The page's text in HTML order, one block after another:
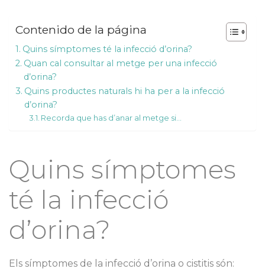
Contenido de la página
Quins símptomes té la infecció d’orina?
Quan cal consultar al metge per una infecció
d’orina?
Quins productes naturals hi ha per a la infecció
d’orina?
Recorda que has d’anar al metge si…
Quins símptomes
té la infecció
d’orina?
Els símptomes de la infecció d’orina o cistitis són: